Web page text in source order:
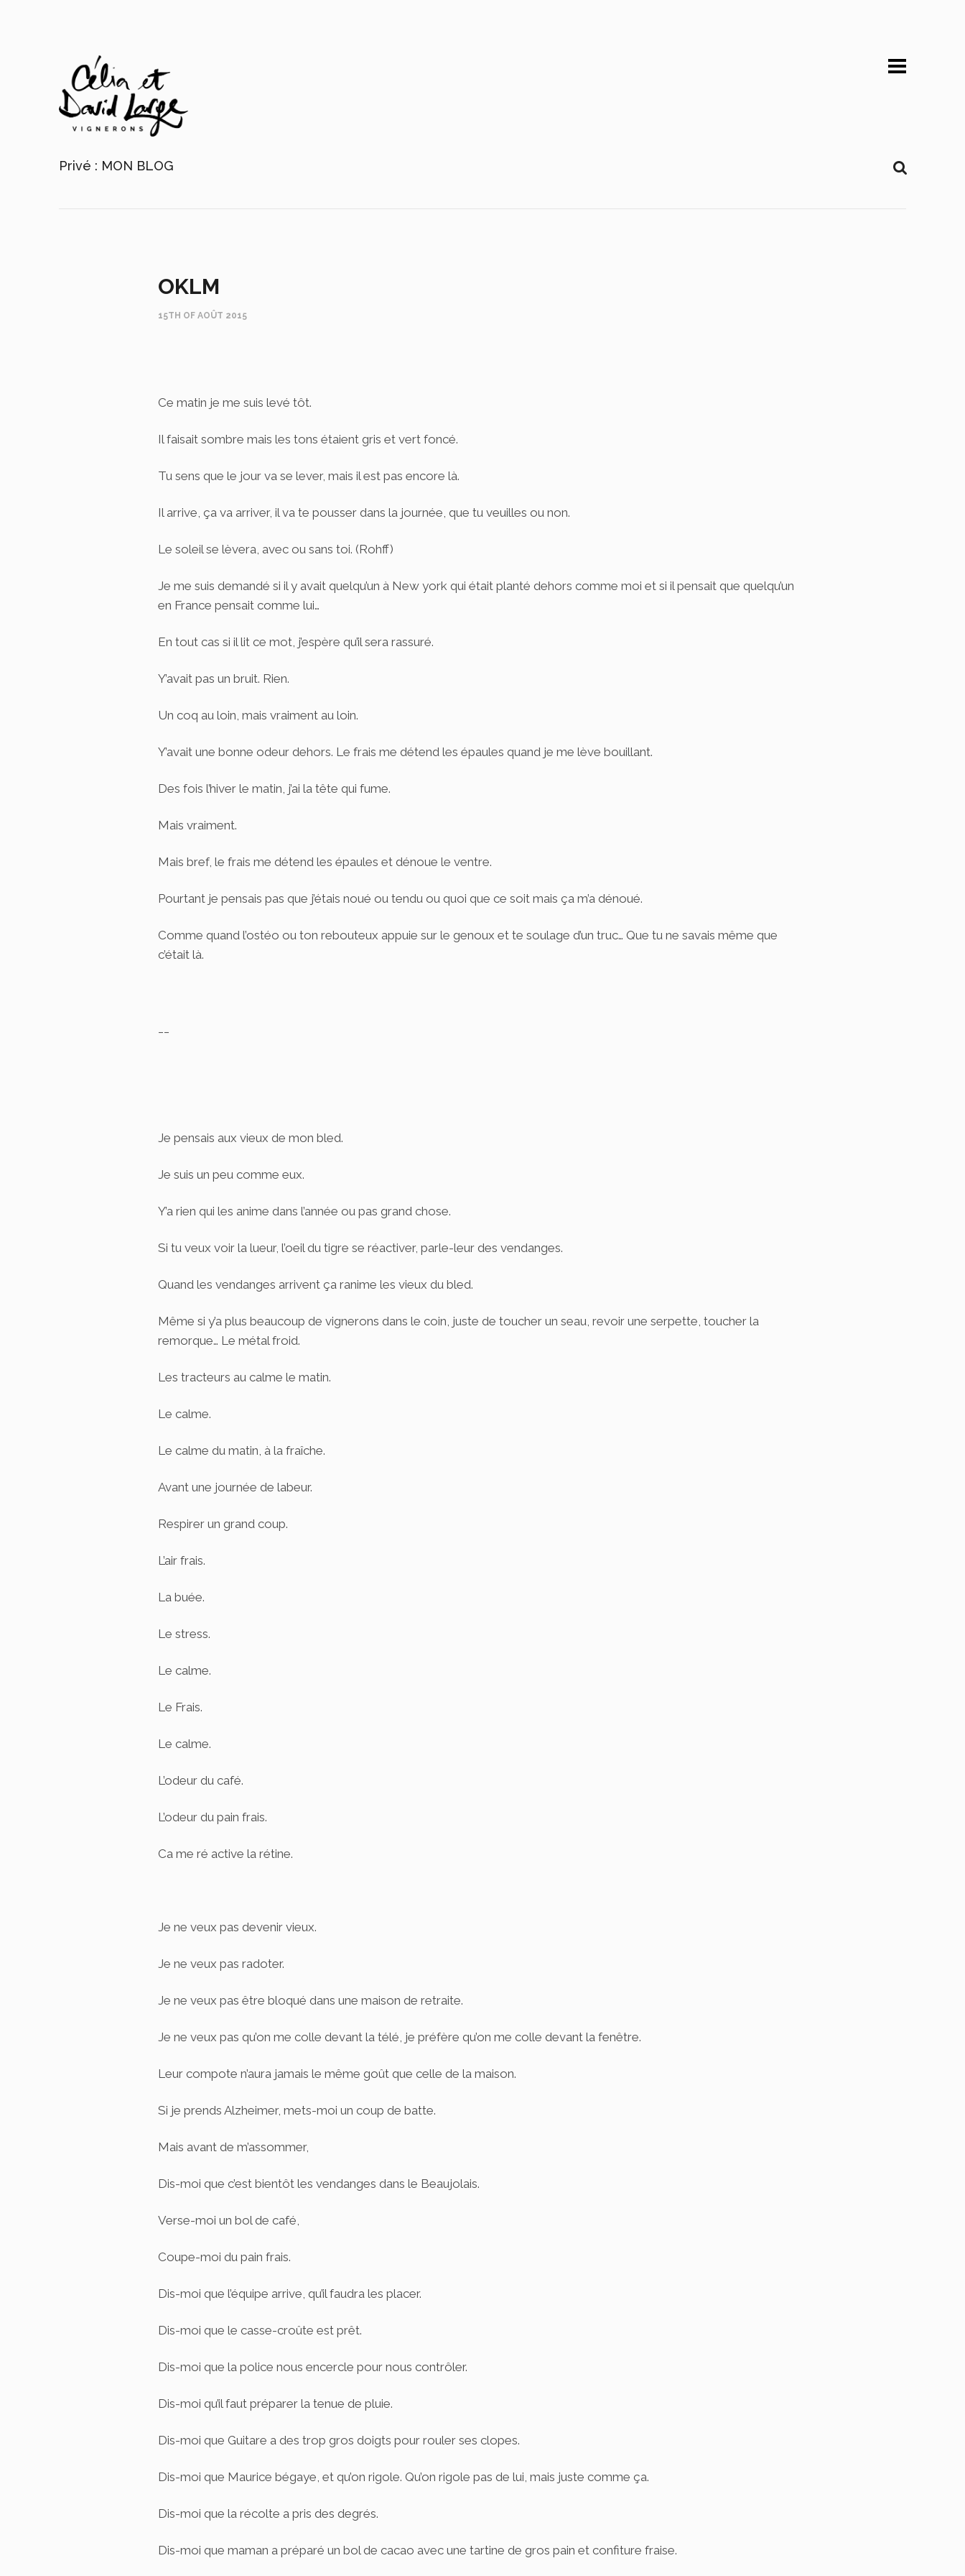
Privé : MON BLOG
OKLM
15TH OF AOÛT 2015
Ce matin je me suis levé tôt.
Il faisait sombre mais les tons étaient gris et vert foncé.
Tu sens que le jour va se lever, mais il est pas encore là.
Il arrive, ça va arriver, il va te pousser dans la journée, que tu veuilles ou non.
Le soleil se lèvera, avec ou sans toi. (Rohff)
Je me suis demandé si il y avait quelqu’un à New york qui était planté dehors comme moi et si il pensait que quelqu’un
en France pensait comme lui…
En tout cas si il lit ce mot, j’espère qu’il sera rassuré.
Y’avait pas un bruit. Rien.
Un coq au loin, mais vraiment au loin.
Y’avait une bonne odeur dehors. Le frais me détend les épaules quand je me lève bouillant.
Des fois l’hiver le matin, j’ai la tête qui fume.
Mais vraiment.
Mais bref, le frais me détend les épaules et dénoue le ventre.
Pourtant je pensais pas que j’étais noué ou tendu ou quoi que ce soit mais ça m’a dénoué.
Comme quand l’ostéo ou ton rebouteux appuie sur le genoux et te soulage d’un truc… Que tu ne savais même que
c’était là.
Je pensais aux vieux de mon bled.
Je suis un peu comme eux.
Y’a rien qui les anime dans l’année ou pas grand chose.
Si tu veux voir la lueur, l’oeil du tigre se réactiver, parle-leur des vendanges.
Quand les vendanges arrivent ça ranime les vieux du bled.
Même si y’a plus beaucoup de vignerons dans le coin, juste de toucher un seau, revoir une serpette, toucher la
remorque… Le métal froid.
Les tracteurs au calme le matin.
Le calme.
Le calme du matin, à la fraîche.
Avant une journée de labeur.
Respirer un grand coup.
L’air frais.
La buée.
Le stress.
Le calme.
Le Frais.
Le calme.
L’odeur du café.
L’odeur du pain frais.
Ca me ré active la rétine.
Je ne veux pas devenir vieux.
Je ne veux pas radoter.
Je ne veux pas être bloqué dans une maison de retraite.
Je ne veux pas qu’on me colle devant la télé, je préfère qu’on me colle devant la fenêtre.
Leur compote n’aura jamais le même goût que celle de la maison.
Si je prends Alzheimer, mets-moi un coup de batte.
Mais avant de m’assommer,
Dis-moi que c’est bientôt les vendanges dans le Beaujolais.
Verse-moi un bol de café,
Coupe-moi du pain frais.
Dis-moi que l’équipe arrive, qu’il faudra les placer.
Dis-moi que le casse-croûte est prêt.
Dis-moi que la police nous encercle pour nous contrôler.
Dis-moi qu’il faut préparer la tenue de pluie.
Dis-moi que Guitare a des trop gros doigts pour rouler ses clopes.
Dis-moi que Maurice bégaye, et qu’on rigole. Qu’on rigole pas de lui, mais juste comme ça.
Dis-moi que la récolte a pris des degrés.
Dis-moi que maman a préparé un bol de cacao avec une tartine de gros pain et confiture fraise.